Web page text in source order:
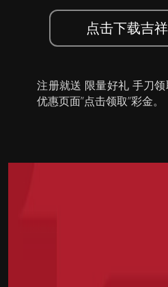
点击下载吉
注册就送 限量好礼 手刀
优惠页面”点击领取”彩金。